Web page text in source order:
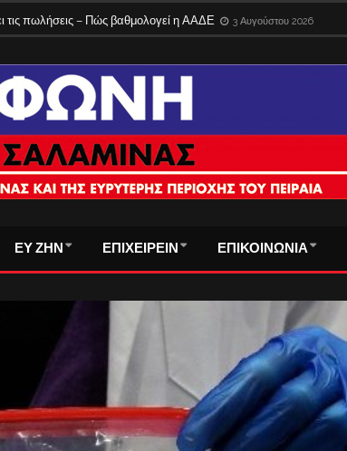
τις πωλήσεις – Πώς βαθμολογεί η ΑΑΔΕ 3 Αυγούστου 2026
ΕΥ ΖΗΝ ΕΠΙΧΕΙΡΕΙΝ ΕΠΙΚΟΙΝΩΝΙΑ